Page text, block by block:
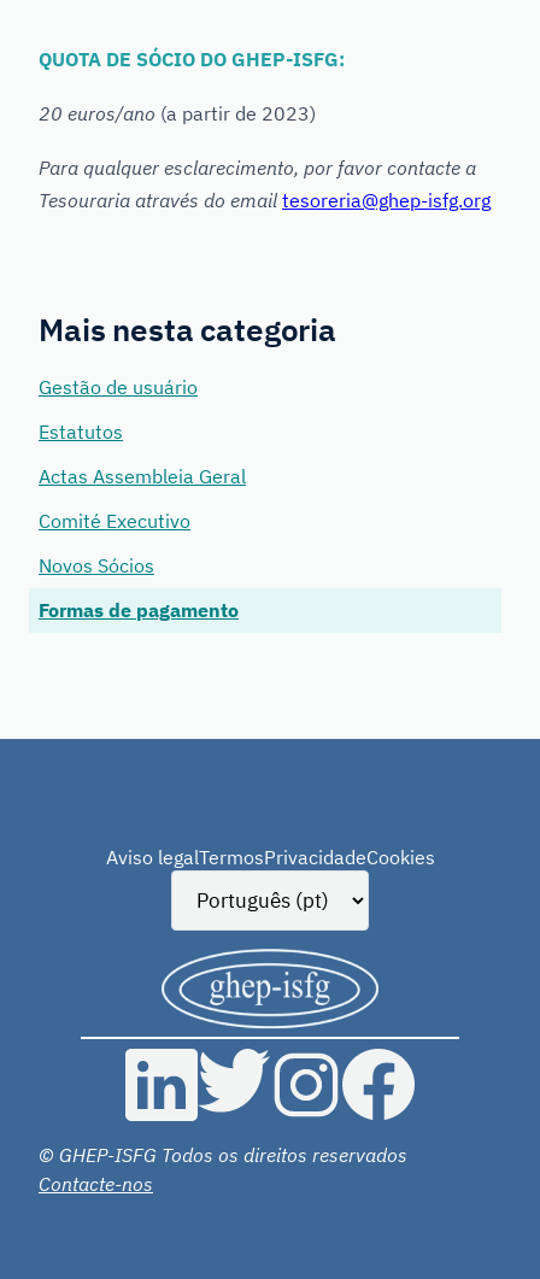
QUOTA DE SÓCIO DO GHEP-ISFG:
20 euros/ano (a partir de 2023)
Para qualquer esclarecimento, por favor contacte a
Tesouraria através do email tesoreria@ghep-isfg.org
Mais nesta categoria
Gestão de usuário
Estatutos
Actas Assembleia Geral
Comité Executivo
Novos Sócios
Formas de pagamento
Aviso legalTermosPrivacidadeCookies
© GHEP-ISFG Todos os direitos reservados
Contacte-nos